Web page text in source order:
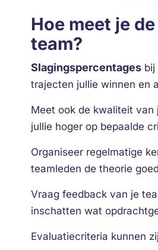
Hoe meet je
team?
Slagingspercentages bij
trajecten jullie winnen en
Meet ook de kwaliteit van
jullie hoger op bepaalde
Organiseer regelmatige
teamleden de theorie
Vraag feedback van je
inschatten wat
Evaluatiecriteria kunnen